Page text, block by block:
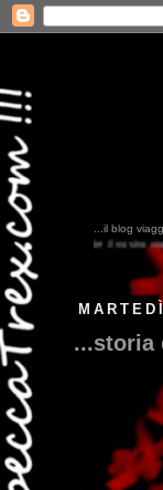
...il blog
2023...
clikka qui !!!
...storia